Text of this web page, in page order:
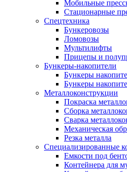
Мобильные
Стационарные
Спецтехника
Бункеровозы
Ломовозы
Мультилифты
Прицепы и
Бункеры-накопители
Бункеры
Бункеры
Металлоконструкции
Покраска
Сборка
Сварка
Механическая
Резка металла
Специализированные
Емкости под
Контейнера для